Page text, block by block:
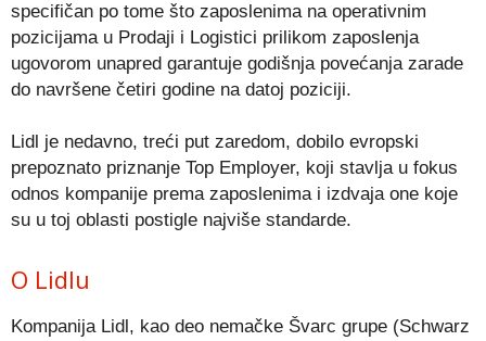
specifičan po tome što zaposlenima na operativnim
pozicijama u Prodaji i Logistici prilikom zaposlenja
ugovorom unapred garantuje godišnja povećanja zarade
do navršene četiri godine na datoj poziciji.
Lidl je nedavno, treći put zaredom, dobilo evropski
prepoznato priznanje Top Employer, koji stavlja u fokus
odnos kompanije prema zaposlenima i izdvaja one koje
su u toj oblasti postigle najviše standarde.
O Lidlu
Kompanija Lidl, kao deo nemačke Švarc grupe (Schwarz